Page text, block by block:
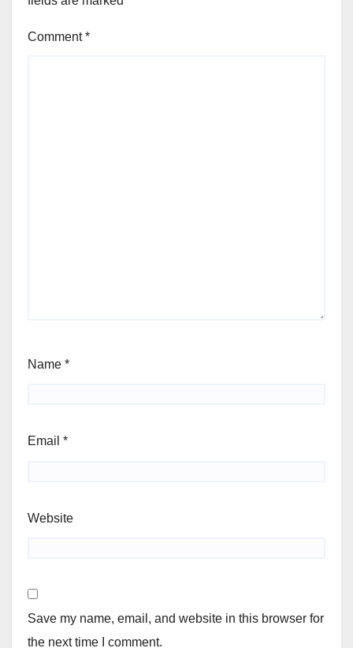
Comment*
Name *
Email *
Website
Save my name, email, and website in this browser for
the next time I comment.